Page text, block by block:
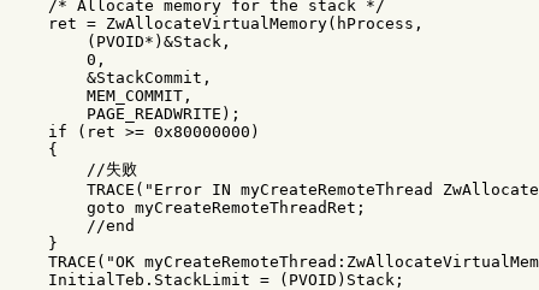
    /* Allocate memory for the stack */
    ret = ZwAllocateVirtualMemory(hProcess,
        (PVOID*)&Stack,
        0,
        &StackCommit,
        MEM_COMMIT,
        PAGE_READWRITE);
    if (ret >= 0x80000000)
    {
        //失败
TRACE("Error IN myCreateRemoteThread
        goto myCreateRemoteThreadRet;
        //end
    }
TRACE("OK
    InitialTeb.StackLimit = (PVOID)Stack;